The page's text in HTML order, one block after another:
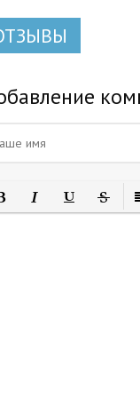
Курсив